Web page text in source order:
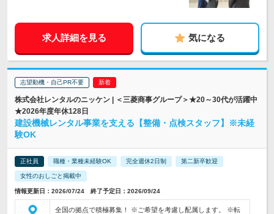
求人詳細を見る 気になる
志望動機・自己PR不要
株式会社レンタルのニッケン | ＜三菱商事グループ＞★20～30代が活躍中
★2026年度年休128日
建設機械レンタル事業を支える【整備・点検スタッフ】※未経
験OK
正社員 職種・業種未経験OK 完全週休2日制 第二新卒歓迎
女性のおしごと掲載中
情報更新日：2026/07/24 終了予定日：2026/09/24
全国の拠点で積極募集！ ※ご希望を考慮し配属します。 ※転